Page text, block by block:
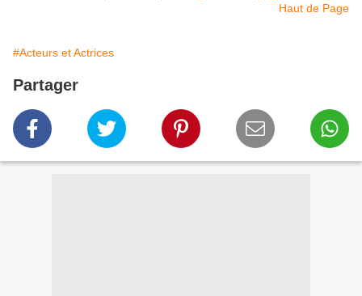
Haut de Page
#Acteurs et Actrices
Partager